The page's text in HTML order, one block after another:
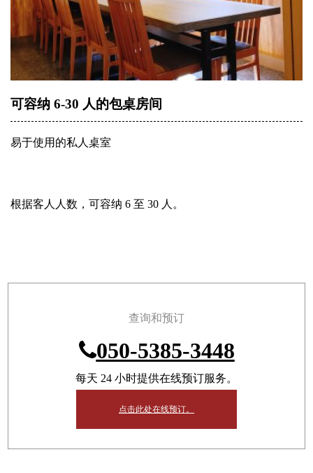
可容纳 6-30 人的包桌房间
易于使用的私人桌室
根据客人人数，可容纳 6 至 30 人。
查询和预订
050-5385-3448
每天 24 小时提供在线预订服务。
点击此处在线预订。